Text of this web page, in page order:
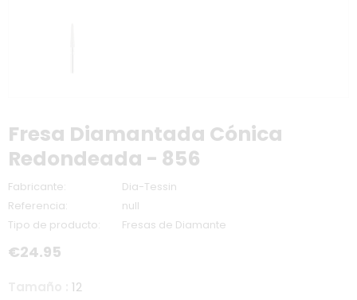
Fresa Diamantada Cónica
Redondeada - 856
Fabricante:
Dia-Tessin
Referencia:
null
Tipo de producto:
Fresas de Diamante
€24.95
12